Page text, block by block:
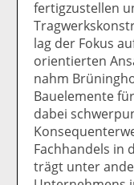
fertigzustellen
lag der Fokus
orientierten
nahm
Bauelemente
dabei
Fachhandels in
trägt unter